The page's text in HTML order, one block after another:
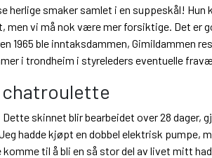
herlige smaker samlet i en suppeskål!
vi må nok være mer forsiktige. Det er
1965 ble inntaksdammen,
i trondheim i styreleders eventuelle
chatroulette
skinnet blir bearbeidet over 28 dager,
hadde kjøpt en dobbel elektrisk pumpe,
til å bli en så stor del av livet mitt